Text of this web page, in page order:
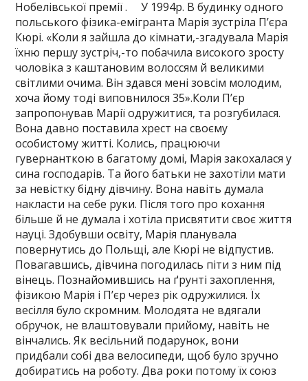
Нобелівської премії . У 1994р. В будинку одного
польського фізика-емігранта Марія зустріла П’єра
Кюрі. «Коли я зайшла до кімнати,-згадувала Марія
їхню першу зустріч,-то побачила високого зросту
чоловіка з каштановим волоссям й великими
світлими очима. Він здався мені зовсім молодим,
хоча йому тоді виповнилося 35».Коли П’єр
запропонував Марії одружитися, та розгубилася.
Вона давно поставила хрест на своєму
особистому житті. Колись, працюючи
гувернанткою в багатому домі, Марія закохалася у
сина господарів. Та його батьки не захотіли мати
за невістку бідну дівчину. Вона навіть думала
накласти на себе руки. Після того про кохання
більше й не думала і хотіла присвятити своє життя
науці. Здобувши освіту, Марія планувала
повернутись до Польщі, але Кюрі не відпустив.
Повагавшись, дівчина погодилась піти з ним під
вінець. Познайомившись на ґрунті захоплення,
фізикою Марія і П’єр через рік одружилися. Їх
весілля було скромним. Молодята не вдягали
обручок, не влаштовували прийому, навіть не
вінчались. Як весільний подарунок, вони
придбали собі два велосипеди, щоб було зручно
добиратись на роботу. Два роки потому їх союз